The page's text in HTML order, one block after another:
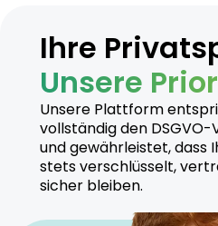
Ihre
Unsere
Unsere Plattform
vollständig den
und gewährleistet, dass
stets verschlüsselt,
sicher bleiben.